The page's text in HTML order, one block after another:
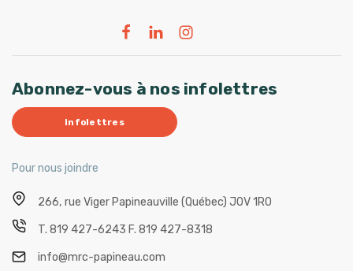
Abonnez-vous à nos infolettres
Infolettres
Pour nous joindre
266, rue Viger Papineauville (Québec) J0V 1R0
T. 819 427-6243 F. 819 427-8318
info@mrc-papineau.com